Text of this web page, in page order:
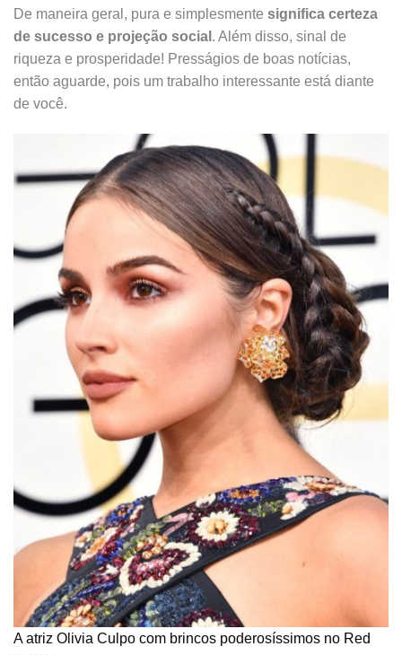
De maneira geral, pura e simplesmente significa certeza
de sucesso e projeção social . Além disso, sinal de
riqueza e prosperidade! Presságios de boas notícias,
então aguarde, pois um trabalho interessante está diante
de você.
A atriz Olivia Culpo com brincos poderosíssimos no Red